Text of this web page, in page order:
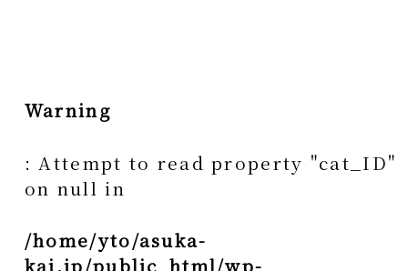
Warning
: Attempt to read property "cat_ID"
on null in
/home/yto/asuka-
kai.jp/public_html/wp-